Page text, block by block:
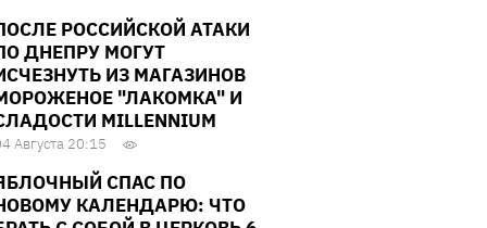
РОССИЙСКОЙ АТАКИ
ДНЕПРУ МОГУТ
ИЗ МАГАЗИНОВ
"ЛАКОМКА" И
MILLENNIUM
Августа 20:15
СПАС ПО
КАЛЕНДАРЮ: ЧТО